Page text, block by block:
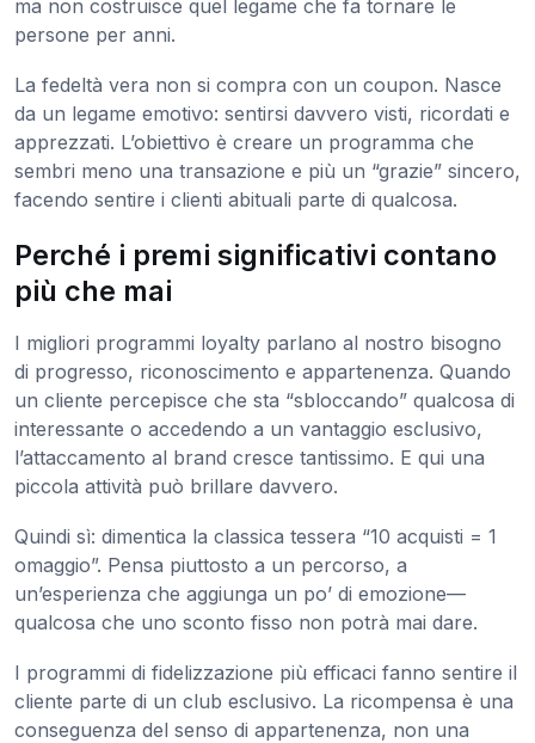
ma non costruisce quel legame che fa tornare le
persone per anni.
La fedeltà vera non si compra con un coupon. Nasce
da un legame emotivo: sentirsi davvero visti, ricordati e
apprezzati. L’obiettivo è creare un programma che
sembri meno una transazione e più un “grazie” sincero,
facendo sentire i clienti abituali parte di qualcosa.
Perché i premi significativi contano
più che mai
I migliori programmi loyalty parlano al nostro bisogno
di progresso, riconoscimento e appartenenza. Quando
un cliente percepisce che sta “sbloccando” qualcosa di
interessante o accedendo a un vantaggio esclusivo,
l’attaccamento al brand cresce tantissimo. E qui una
piccola attività può brillare davvero.
Quindi sì: dimentica la classica tessera “10 acquisti = 1
omaggio”. Pensa piuttosto a un percorso, a
un’esperienza che aggiunga un po’ di emozione—
qualcosa che uno sconto fisso non potrà mai dare.
I programmi di fidelizzazione più efficaci fanno sentire il
cliente parte di un club esclusivo. La ricompensa è una
conseguenza del senso di appartenenza, non una